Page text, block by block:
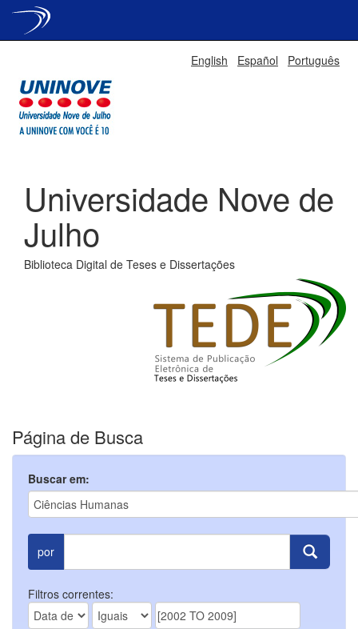
English Español Português
Universidade Nove de
Julho
Biblioteca Digital de Teses e Dissertações
Página de Busca
Buscar em:
por
Filtros correntes: